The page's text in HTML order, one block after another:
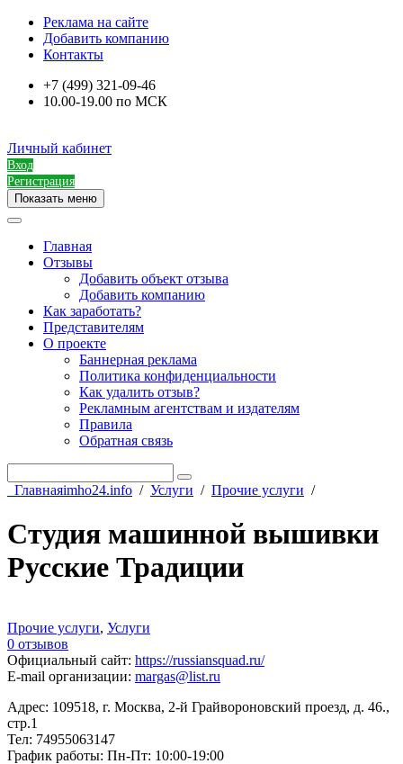
Реклама на сайте
Добавить компанию
Контакты
+7 (499) 321-09-46
10.00-19.00 по МСК
Личный кабинет
Вход
Регистрация
Показать меню
Главная
Отзывы
Добавить объект отзыва
Добавить компанию
Как заработать?
Представителям
О проекте
Баннерная реклама
Политика конфиденциальности
Как удалить отзыв?
Рекламным агентствам и издателям
Правила
Обратная связь
Главнаяimho24.info / Услуги / Прочие услуги /
Студия машинной вышивки
Русские Традиции
Прочие услуги, Услуги
0 отзывов
Официальный сайт: https://russiansquad.ru/
E-mail организации: margas@list.ru
Адрес: 109518, г. Москва, 2-й Грайвороновский проезд, д. 46.,
стр.1
Тел: 74955063147
График работы: Пн-Пт: 10:00-19:00